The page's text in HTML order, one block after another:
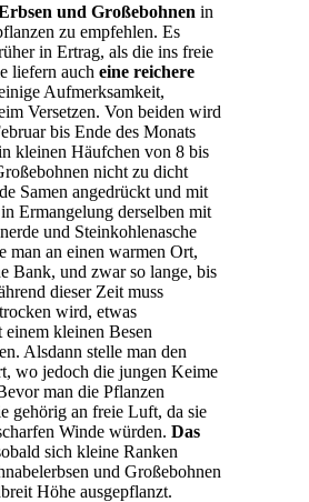
und Großebohnen in
zu empfehlen. Es
in Ertrag, als die ins freie
liefern auch eine reichere
Aufmerksamkeit,
Versetzen. Von beiden wird
bis Ende des Monats
kleinen Häufchen von 8 bis
nicht zu dicht
Samen angedrückt und mit
Ermangelung derselben mit
und Steinkohlenasche
man an einen warmen Ort,
Bank, und zwar so lange, bis
dieser Zeit muss
wird, etwas
einem kleinen Besen
Alsdann stelle man den
wo jedoch die jungen Keime
man die Pflanzen
gehörig an freie Luft, da sie
Winde würden. Das
sich kleine Ranken
und Großebohnen
Höhe ausgepflanzt.